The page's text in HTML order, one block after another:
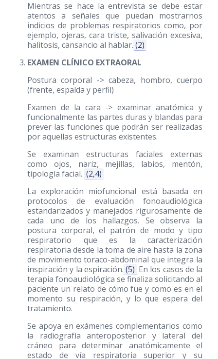
Mientras se hace la entrevista se debe estar
atentos a señales que puedan mostrarnos
indicios de problemas respiratorios como, por
ejemplo, ojeras, cara triste, salivación excesiva,
halitosis, cansancio al hablar. (2)
EXAMEN CLÍNICO EXTRAORAL
Postura corporal -> cabeza, hombro, cuerpo
(frente, espalda y perfil)
Examen de la cara -> examinar anatómica y
funcionalmente las partes duras y blandas para
prever las funciones que podrán ser realizadas
por aquellas estructuras existentes.
Se examinan estructuras faciales externas
como ojos, nariz, mejillas, labios, mentón,
tipología facial. (2,4)
La exploración miofuncional está basada en
protocolos de evaluación fonoaudiológica
estandarizados y manejados rigurosamente de
cada uno de los hallazgos. Se observa la
postura corporal, el patrón de modo y tipo
respiratorio que es la caracterización
respiratoria desde la toma de aire hasta la zona
de movimiento toraco-abdominal que integra la
inspiración y la espiración. (5) En los casos de la
terapia fonoaudiológica se finaliza solicitando al
paciente un relato de cómo fue y como es en el
momento su respiración, y lo que espera del
tratamiento.
Se apoya en exámenes complementarios como
la radiografía anteroposterior y lateral del
cráneo para determinar anatómicamente el
estado de vía respiratoria superior y su